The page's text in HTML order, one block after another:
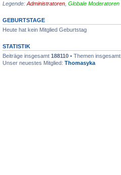
Legende: Administratoren Globale Moderatoren
GEBURTSTAGE
Heute hat kein Mitglied Geburtstag
STATISTIK
Beiträge insgesamt 188110 • Themen insgesamt
Unser neuestes Mitglied: Thomasyka